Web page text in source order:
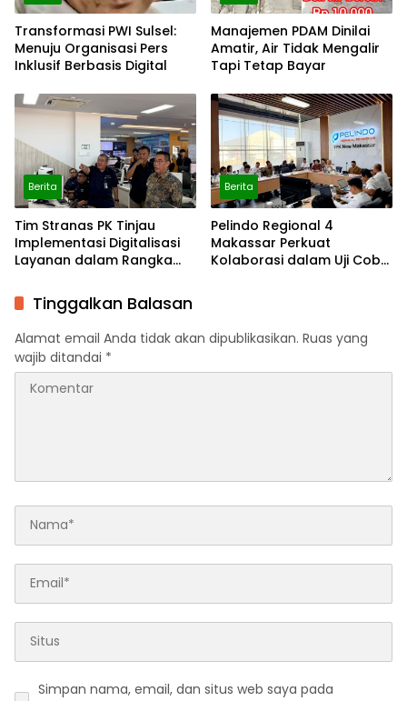
Transformasi PWI Sulsel:
Menuju Organisasi Pers
Inklusif Berbasis Digital
Manajemen PDAM Dinilai
Amatir, Air Tidak Mengalir
Tapi Tetap Bayar
Berita
Tim Stranas PK Tinjau
Implementasi Digitalisasi
Layanan dalam Rangka
Automatic Approval SPOG
Berita
Pelindo Regional 4
Makassar Perkuat
Kolaborasi dalam Uji Coba
Tinggalkan Balasan
Alamat email Anda tidak akan dipublikasikan. Ruas yang
wajib ditandai *
Simpan nama, email, dan situs web saya pada